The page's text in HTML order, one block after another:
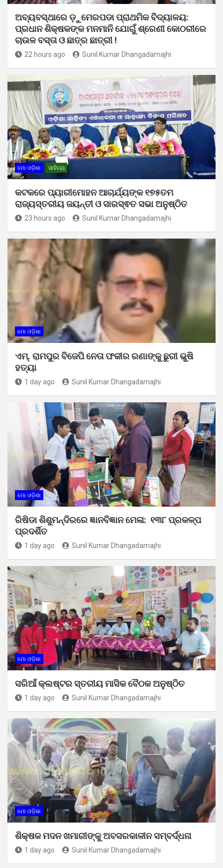
ଅବ୍ୟବସ୍ଥାରେ ଡ଼ୁମେରପଡା ପ୍ରାଥମିକ ବିଦ୍ୟାଳୟ:
ପ୍ରଧାନ ଶିକ୍ଷକଙ୍କ ମନମାନି ଯୋଗୁଁ ଶ୍ରେଣୀ କୋଠରୀରେ
ଚାଉଳ ବସ୍ତା ଓ ଛାତ୍ର ଛାତ୍ରୀ !
22 hours ago Sunil Kumar Dhangadamajhi
ମୋ ଓଡ଼ିଶା ସାହିତ୍ୟ
କଟକରେ ପ୍ୟାରୀମୋହନ ଆଚାର୍ଯ୍ୟଙ୍କ ୧୭୫ତମ
ରାଜ୍ୟସ୍ତରୀୟ ଜୟନ୍ତୀ ଓ ସାରସ୍ଵତ ସଭା ଅନୁଷ୍ଠିତ
23 hours ago Sunil Kumar Dhangadamajhi
ମୋ ଓଡ଼ିଶା
ଏମ୍. ରାମପୁର ବିଜେପି ନେତା ଫକୀର ରଣାଙ୍କୁ ଛୁରୀ ଭୁଷି
ହତ୍ୟା
1 day ago Sunil Kumar Dhangadamajhi
ମୋ ଓଡ଼ିଶା
ରିଷିଡା ଶିଶୁମନ୍ଦିରରେ ଜ୍ଞାନବିଜ୍ଞାନ ମେଳା: ୧୩୮ ପ୍ରକଳ୍ପ
ପ୍ରଦର୍ଶିତ
1 day ago Sunil Kumar Dhangadamajhi
ମୋ ଓଡ଼ିଶା
ସରିଆଁ କ୍ଲଷ୍ଟର ସ୍ତରୀୟ ମାସିକ ବୈଠକ ଅନୁଷ୍ଠିତ
1 day ago Sunil Kumar Dhangadamajhi
ମୋ ଓଡ଼ିଶା
ଶିକ୍ଷକ ମଦନ ଖମାରୀଙ୍କୁ ଅବସରକାଳୀନ ସମ୍ବର୍ଦ୍ଧନା
1 day ago Sunil Kumar Dhangadamajhi